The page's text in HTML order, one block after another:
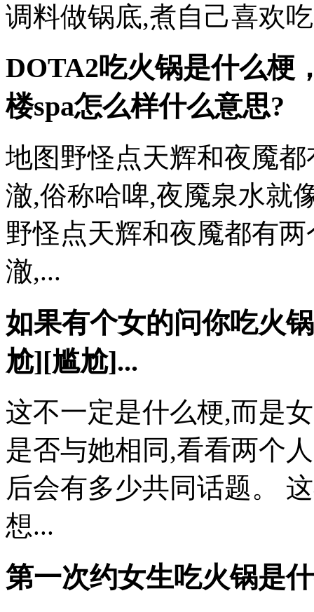
调料做锅底,煮自己喜欢
DOTA2吃火锅是什么梗
楼spa怎么样什么意思?
地图野怪点天辉和夜魇
澈,俗称哈啤,夜魇泉水就
野怪点天辉和夜魇都有
澈,...
如果有个女的问你吃火
尬][尴尬]...
这不一定是什么梗,而是
是否与她相同,看看两个
后会有多少共同话题。
想...
第一次约女生吃火锅是